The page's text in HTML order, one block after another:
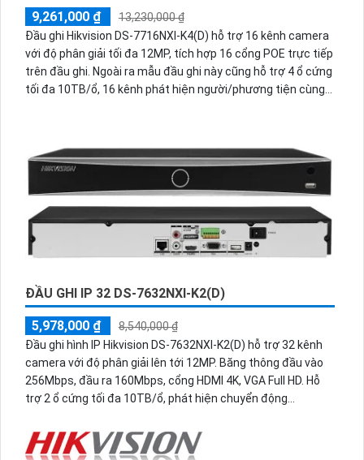
9,261,000 ₫
13,230,000 ₫
Đầu ghi Hikvision DS-7716NXI-K4(D) hỗ trợ 16 kênh camera
với độ phân giải tối đa 12MP, tích hợp 16 cổng POE trực tiếp
trên đầu ghi. Ngoài ra mẫu đầu ghi này cũng hỗ trợ 4 ổ cứng
tối đa 10TB/ổ, 16 kênh phát hiện người/phương tiện cùng
ĐẦU GHI IP 32 DS-7632NXI-K2(D)
5,978,000 ₫
8,540,000 ₫
Đầu ghi hình IP Hikvision DS-7632NXI-K2(D) hỗ trợ 32 kênh
camera với độ phân giải lên tới 12MP. Băng thông đầu vào
256Mbps, đầu ra 160Mbps, cổng HDMI 4K, VGA Full HD. Hỗ
trợ 2 ổ cứng tối đa 10TB/ổ, phát hiện chuyển động
thông minh.